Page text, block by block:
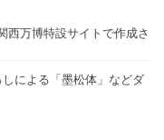
による「墨松体」などダ